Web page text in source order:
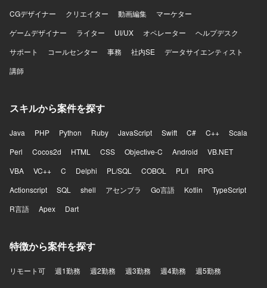
CGデザイナー
クリエイター 動画編集
マーケター
ゲームデザイナー
ライター UI/UX オペレーター
ヘルプデスク
サポート
コールセンター 事務 社内SE
データサイエンティスト
講師
スキルから案件を探す
Java PHP Python Ruby JavaScript Swift C# C++
Scala
Perl
Cocos2d HTML CSS Objective-C Android
VB.NET
VBA
VC++ C Delphi PL/SQL COBOL PL/I
RPG
Actionscript
SQL shell アセンブラ Go言語 Kotlin
TypeScript
R言語
Apex Dart
特徴から案件を探す
リモート可 週1勤務 週2勤務 週3勤務 週4勤務 週5勤務